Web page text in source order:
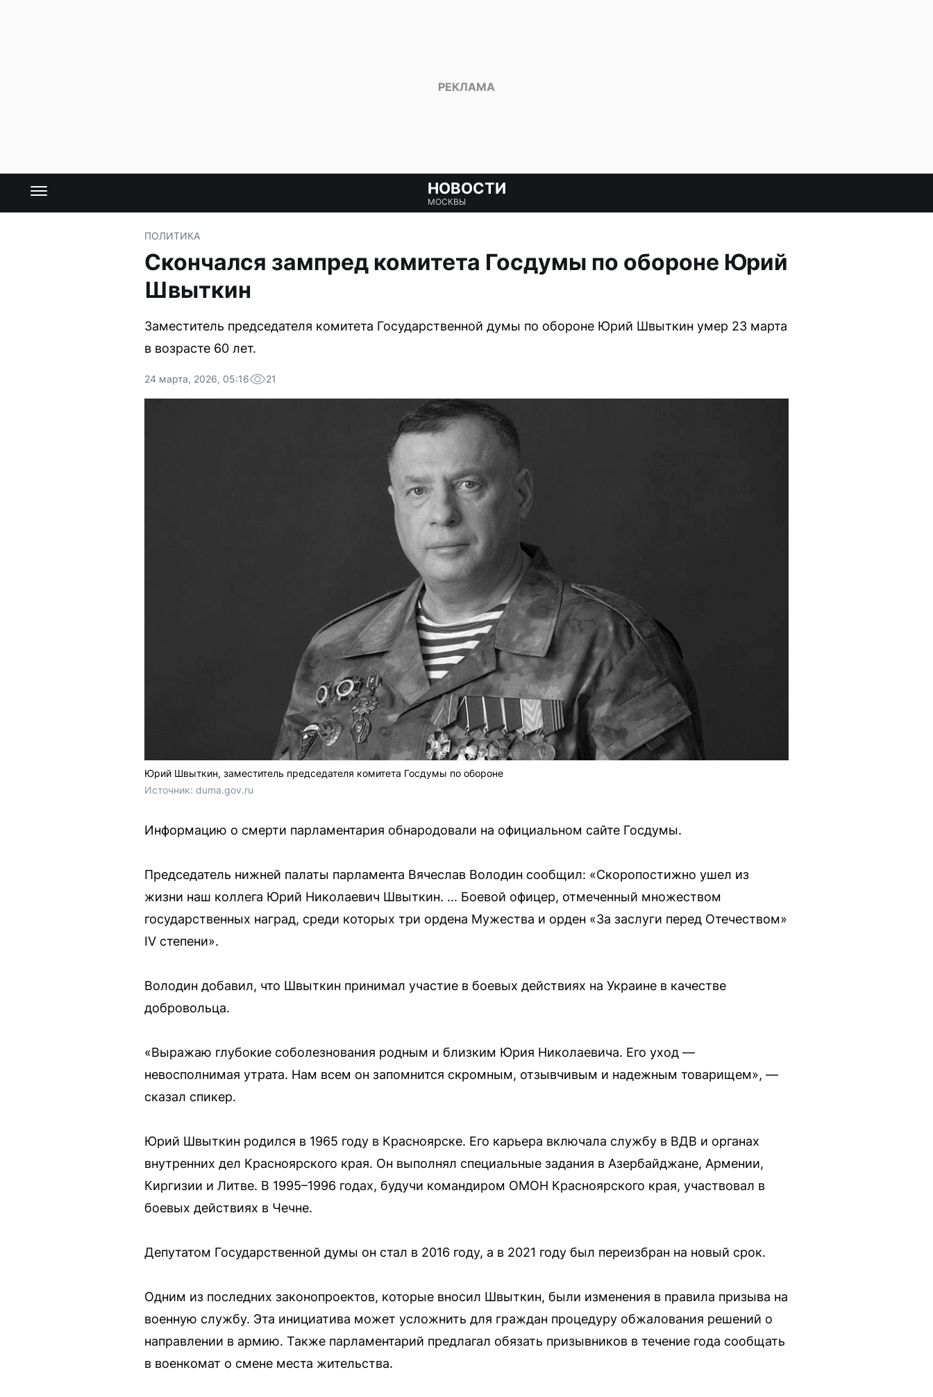
НОВОСТИ
МОСКВЫ
ПОЛИТИКА
Скончался зампред комитета Госдумы по обороне Юрий
Швыткин
Заместитель председателя комитета Государственной думы по обороне Юрий Швыткин умер 23 марта
в возрасте 60 лет.
24 марта, 2026, 05:16 21
Юрий Швыткин, заместитель председателя комитета Госдумы по обороне
Источник: duma.gov.ru
Информацию о смерти парламентария обнародовали на официальном сайте Госдумы.
Председатель нижней палаты парламента Вячеслав Володин сообщил: «Скоропостижно ушел из
жизни наш коллега Юрий Николаевич Швыткин. ... Боевой офицер, отмеченный множеством
государственных наград, среди которых три ордена Мужества и орден «За заслуги перед Отечеством»
IV степени».
Володин добавил, что Швыткин принимал участие в боевых действиях на Украине в качестве
добровольца.
«Выражаю глубокие соболезнования родным и близким Юрия Николаевича. Его уход —
невосполнимая утрата. Нам всем он запомнится скромным, отзывчивым и надежным товарищем», —
сказал спикер.
Юрий Швыткин родился в 1965 году в Красноярске. Его карьера включала службу в ВДВ и органах
внутренних дел Красноярского края. Он выполнял специальные задания в Азербайджане, Армении,
Киргизии и Литве. В 1995–1996 годах, будучи командиром ОМОН Красноярского края, участвовал в
боевых действиях в Чечне.
Депутатом Государственной думы он стал в 2016 году, а в 2021 году был переизбран на новый срок.
Одним из последних законопроектов, которые вносил Швыткин, были изменения в правила призыва на
военную службу. Эта инициатива может усложнить для граждан процедуру обжалования решений о
направлении в армию. Также парламентарий предлагал обязать призывников в течение года сообщать
в военкомат о смене места жительства.